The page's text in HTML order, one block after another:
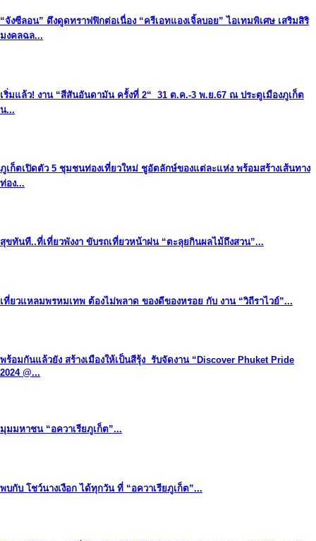
“จังซีลอน” ดึงดูดทราฟฟิกต่อเนื่อง “ครีเอทแองเจิ้ลบอย” ไอเทมพิเศษ เสริมสิริ
มงคลฉล...
เริ่มแล้ว! งาน “สีสันอันดามัน ครั้งที่ 2“ 31 ต.ค.-3 พ.ย.67 ณ ประตูเมืองภูเก็ต
น...
ภูเก็ตเปิดตัว 5 ชุมชนท่องเที่ยวใหม่ ชูอัตลักษ์ของแต่ละแห่ง พร้อมสร้างเส้นทาง
ท่อง...
สุขทันที..ที่เที่ยวพังงา ขับรถเที่ยวหน้าฝน “ตะลุยกินผลไม้ถึงสวน”...
เที่ยวแหลมพรหมเทพ ต้องไม่พลาด ของดีของหรอย กับ งาน “วิถีราไวย์”...
พร้อมกันแล้วยัง สร้างเมืองให้เป็นสีรุ้ง รับจัดงาน “Discover Phuket Pride
2024 @...
มุมมหาชน “อควาเรียภูเก็ต”...
พบกับ โชว์นางเงือก ได้ทุกวัน ที่ “อควาเรียภูเก็ต”...